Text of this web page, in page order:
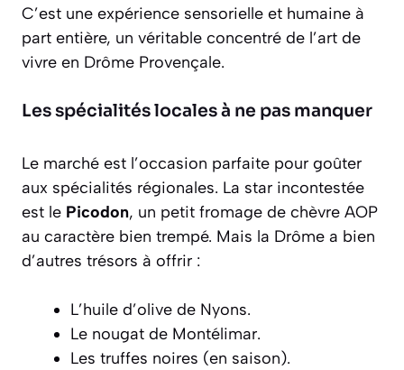
C’est une expérience sensorielle et humaine à
part entière, un véritable concentré de l’art de
vivre en Drôme Provençale.
Les spécialités locales à ne pas manquer
Le marché est l’occasion parfaite pour goûter
aux spécialités régionales. La star incontestée
est le Picodon, un petit fromage de chèvre AOP
au caractère bien trempé. Mais la Drôme a bien
d’autres trésors à offrir :
L’huile d’olive de Nyons.
Le nougat de Montélimar.
Les truffes noires (en saison).